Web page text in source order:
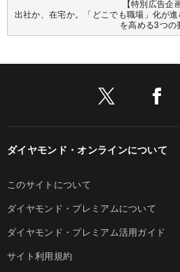
【特別広告企
出社か、在宅か。「どこでも職場」化が
を高める3つの
ダイヤモンド・オンラインについて
このサイトについて
ダイヤモンド・プレミアムについて
ダイヤモンド・プレミアム活用ガイド
サイト利用規約